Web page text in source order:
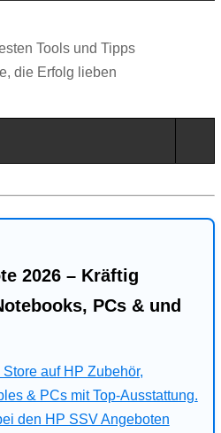
Tools und Tipps
die Erfolg lieben
2026 – Kräftig
PCs & und
auf HP Zubehör,
& PCs mit Top-Ausstattung.
den HP SSV Angeboten